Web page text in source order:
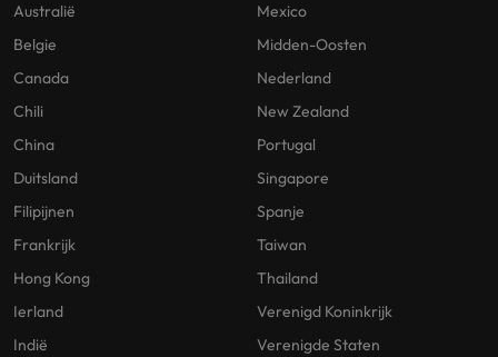
Australië
Belgie
Canada
Chili
China
Duitsland
Filipijnen
Frankrijk
Hong Kong
Ierland
Indië
Mexico
Midden-Oosten
Nederland
New Zealand
Portugal
Singapore
Spanje
Taiwan
Thailand
Verenigd Koninkrijk
Verenigde Staten